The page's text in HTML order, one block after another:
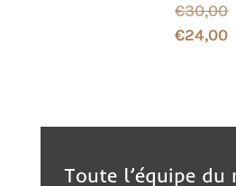
€30,00
€24,00
Toute l’équipe du